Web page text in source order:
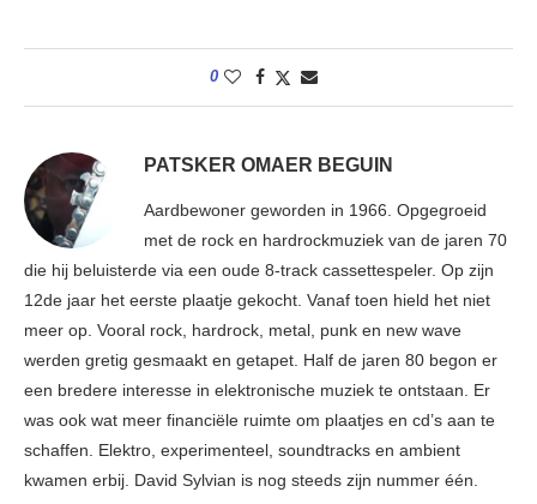
0
PATSKER OMAER BEGUIN
Aardbewoner geworden in 1966. Opgegroeid
met de rock en hardrockmuziek van de jaren 70
die hij beluisterde via een oude 8-track cassettespeler. Op zijn
12de jaar het eerste plaatje gekocht. Vanaf toen hield het niet
meer op. Vooral rock, hardrock, metal, punk en new wave
werden gretig gesmaakt en getapet. Half de jaren 80 begon er
een bredere interesse in elektronische muziek te ontstaan. Er
was ook wat meer financiële ruimte om plaatjes en cd’s aan te
schaffen. Elektro, experimenteel, soundtracks en ambient
kwamen erbij. David Sylvian is nog steeds zijn nummer één.